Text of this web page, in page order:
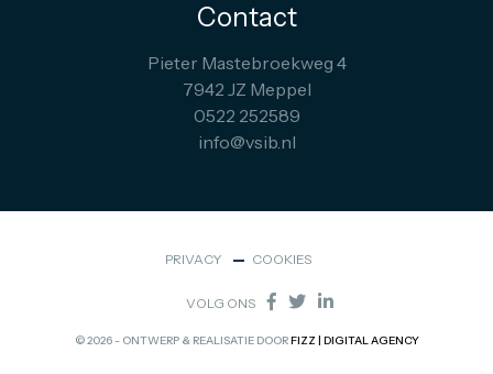
Contact
Pieter Mastebroekweg 4
7942 JZ Meppel
0522 252589
info@vsib.nl
© 2026 - ONTWERP & REALISATIE DOORFIZZ | DIGITAL AGENCY
PRIVACY COOKIES
VOLG ONS